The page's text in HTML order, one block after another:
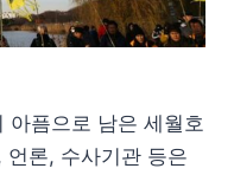
픔으로 남은 세월호
론, 수사기관 등은